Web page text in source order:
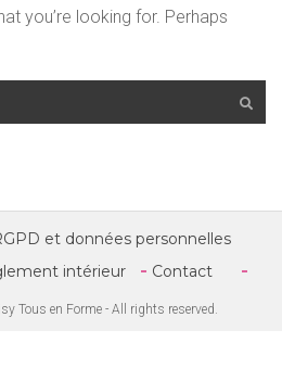
you’re looking for. Perhaps
et données personnelles
intérieur Contact
Tous en Forme - All rights reserved.